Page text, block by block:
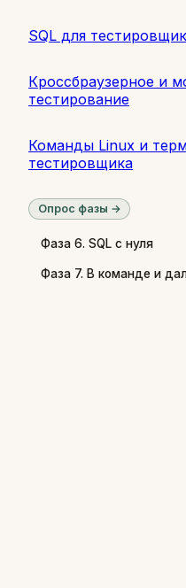
SQL для
Кроссбраузерное и
тестирование
Команды Linux и
тестировщика
Опрос фазы →
Фаза 6. SQL с нуля
Фаза 7. В команде и